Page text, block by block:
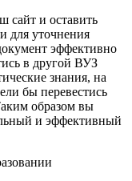
сайт и оставить
для уточнения
эффективно
в другой ВУЗ
знания, на
бы перевестись
образом вы
и эффективный